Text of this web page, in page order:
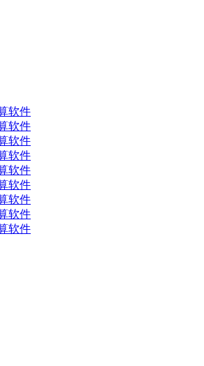
软件
软件
软件
软件
软件
软件
软件
软件
软件